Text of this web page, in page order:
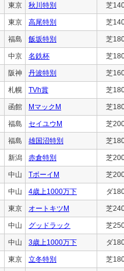
東京 秋川特別 芝
東京 高尾特別 芝
福島 飯坂特別 芝
中京 名鉄杯 芝
阪神 丹波特別 芝
札幌 TVh賞 芝
函館 MマックM 芝
福島 セイユウM 芝
福島 雄国沼特別 芝
新潟 赤倉特別 芝
中山 TボーイM 芝
中山 4歳上1000万下 ダ
東京 オートキツM 芝
中山 グッドラック 芝
中山 3歳上1000万下 ダ
東京 立冬特別 芝